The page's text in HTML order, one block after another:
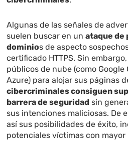
Algunas de las señales de
suelen buscar en unataque de
dominios de aspecto
certificado HTTPS. Sin
públicos de nube (como
Azure) para alojar sus páginas
cibercriminales consiguen
barrera de seguridad sin
sus intenciones maliciosas. De
así sus posibilidades de éxito,
potenciales víctimas con